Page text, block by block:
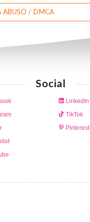
ABUSO / DMCA
Social
LinkedIn
TikTok
Pinterest